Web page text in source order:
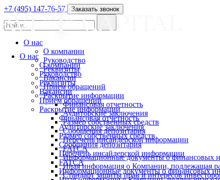
О нас
О компании
Руководство
Реквизиты
Вакансии
Прием обращений
Раскрытие информации
Финансовая отчетность
Аудиторские заключения
Размер собственных средств
Сообщения депозитария
Перечень инсайдерской информации
FATCA
Информационные документы о финансовых
+7 (495) 147-76-57 Заказать звонок
О нас
О компании
Руководство
Реквизиты
Вакансии
Прием обращений
Раскрытие информации
Финансовая отчетность
Аудиторские заключения
Размер собственных средств
Сообщения депозитария
Перечень инсайдерской информации
FATCA
Информационные документы о финансовых
Иная информация о Компании, подлежащая
Стандарт защиты прав и интересов